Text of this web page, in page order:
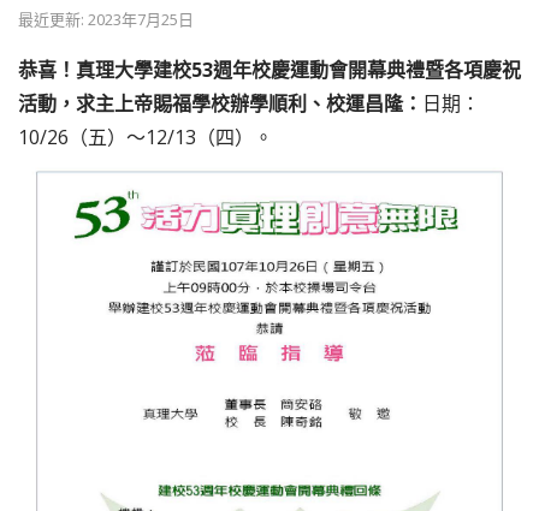
最近更新: 2023年7月25日
恭喜！真理大學建校53週年校慶運動會開幕典禮暨各項慶祝
活動，求主上帝賜福學校辦學順利、校運昌隆： 日期：
10/26（五）〜12/13（四）。